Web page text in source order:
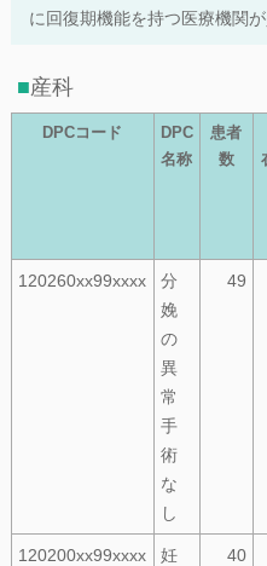
に回復期機能を持つ医療機関
産科
DPCコード
DPC
名称
患者
数
120260xx99xxxx
分
娩
の
異
常
手
術
な
し
49
120200xx99xxxx
妊
40